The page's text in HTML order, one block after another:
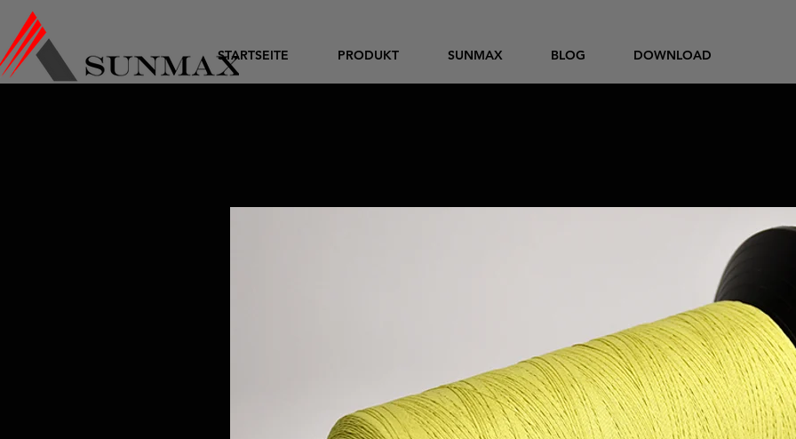
STARTSEITE PRODUKT SUNMAX BLOG DOWNLOAD